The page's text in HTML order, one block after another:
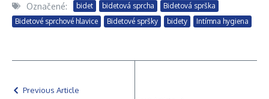
Označené: bidet bidetová sprcha
Bidetová sprška
Bidetové sprchové hlavice
Bidetové spršky bidety Intímna hygiena
Previous Article